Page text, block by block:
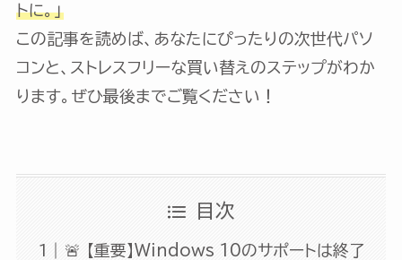
トに。」
この記事を読めば、あなたにぴったりの次世代パソ
コンと、ストレスフリーな買い替えのステップがわか
ります。ぜひ最後までご覧ください！
目次
🚨 【重要】Windows 10のサポートは終了